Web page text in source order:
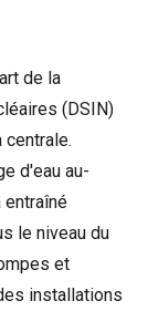
de la
(DSIN)
d'eau au-
le niveau du
et
installations